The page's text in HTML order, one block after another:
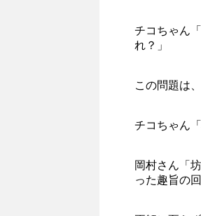
チコちゃん
れ？」
この問題は
チコちゃん
岡村さん「
った趣旨の回